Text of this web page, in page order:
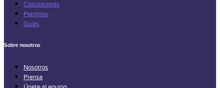
Calculadoras
Plantillas
Guías
Sobre nosotros
Nosotros
Prensa